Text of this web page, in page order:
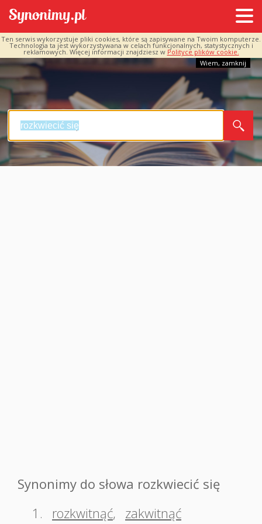
Ten serwis wykorzystuje pliki cookies, które są zapisywane na Twoim komputerze.
Technologia ta jest wykorzystywana w celach funkcjonalnych, statystycznych i
reklamowych. Więcej informacji znajdziesz w Polityce plików cookie.
Wiem, zamknij
Synonimy do słowa rozkwiecić się
1.
rozkwitnąć, zakwitnąć